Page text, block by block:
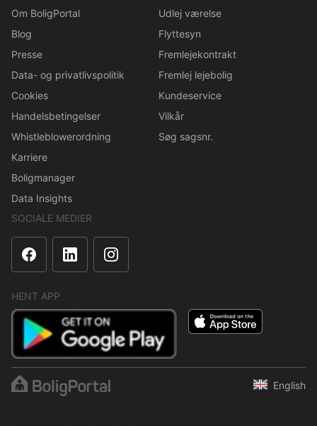
Om BoligPortal
Blog
Presse
Data- og privatlivspolitik
Cookies
Handelsbetingelser
Whistleblowerordning
Karriere
Boligmanager
Data Insights
Udlej værelse
Flyttesyn
Fremlejekontrakt
Fremlej lejebolig
Kundeservice
Vilkår
Søg sagsnr.
SOCIALE MEDIER
HENT APP
English